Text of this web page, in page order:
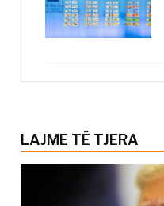
LAJME TË TJERA